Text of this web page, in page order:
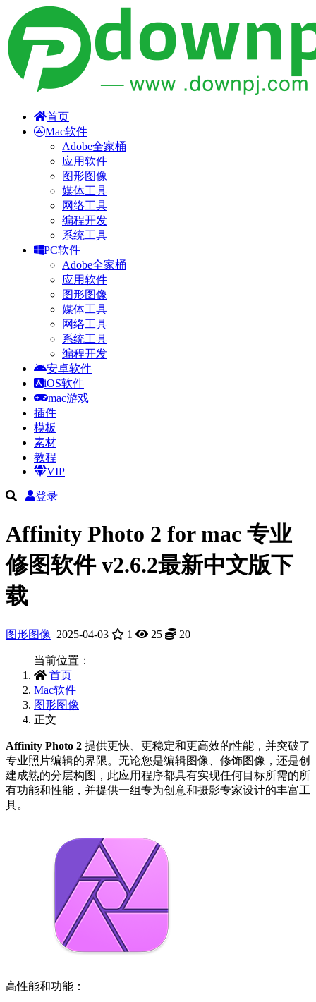
首页
Mac软件
Adobe全家桶
应用软件
图形图像
媒体工具
网络工具
编程开发
系统工具
PC软件
Adobe全家桶
应用软件
图形图像
媒体工具
网络工具
系统工具
编程开发
安卓软件
iOS软件
mac游戏
插件
模板
素材
教程
VIP
登录
Affinity Photo 2 for mac 专业
修图软件 v2.6.2最新中文版下
载
图形图像 2025-04-03 1 25 20
当前位置：
首页
Mac软件
图形图像
正文
Affinity Photo 2 提供更快、更稳定和更高效的性能，并突破了
专业照片编辑的界限。无论您是编辑图像、修饰图像，还是创
建成熟的分层构图，此应用程序都具有实现任何目标所需的所
有功能和性能，并提供一组专为创意和摄影专家设计的丰富工
具。
高性能和功能：